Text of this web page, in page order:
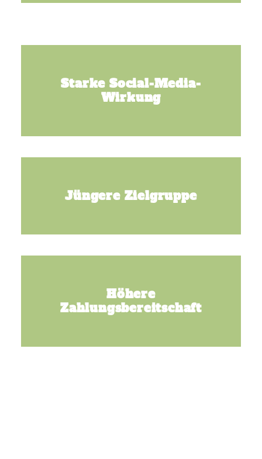
Starke Social-Media-
Wirkung
Jüngere Zielgruppe
Höhere
Zahlungsbereitschaft